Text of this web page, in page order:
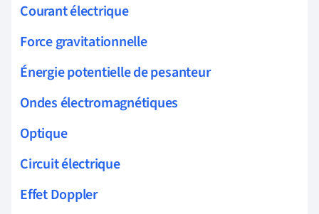
Courant électrique
Force gravitationnelle
Énergie potentielle de pesanteur
Ondes électromagnétiques
Optique
Circuit électrique
Effet Doppler